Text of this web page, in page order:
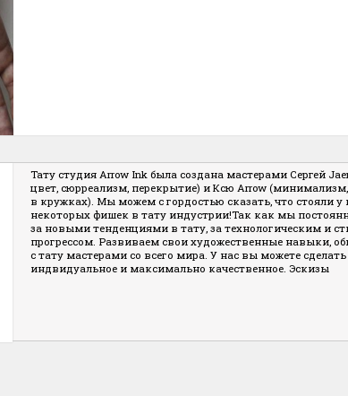
Тату студия Arrow Ink была создана мастерами Сергей
цвет, сюрреализм, перекрытие) и Ксю Arrow
в кружках). Мы можем с гордостью сказать, что стояли у
некоторых фишек в тату индустрии!Так как мы
за новыми тенденциями в тату, за технологическим и
прогрессом. Развиваем свои художественные навыки,
с тату мастерами со всего мира. У нас вы можете сделать
индвидуальное и максимально качественное. Эскизы